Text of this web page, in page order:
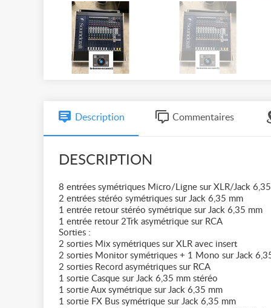
Description Commentaires
DESCRIPTION
8 entrées symétriques Micro/Ligne sur XLR/Jack
2 entrées stéréo symétriques sur Jack 6,35 mm
1 entrée retour stéréo symétrique sur Jack 6,35 mm
1 entrée retour 2Trk asymétrique sur RCA
Sorties :
2 sorties Mix symétriques sur XLR avec insert
2 sorties Monitor symétriques + 1 Mono sur Jack
2 sorties Record asymétriques sur RCA
1 sortie Casque sur Jack 6,35 mm stéréo
1 sortie Aux symétrique sur Jack 6,35 mm
1 sortie FX Bus symétrique sur Jack 6,35 mm